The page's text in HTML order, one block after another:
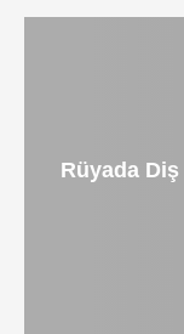
Rüyada